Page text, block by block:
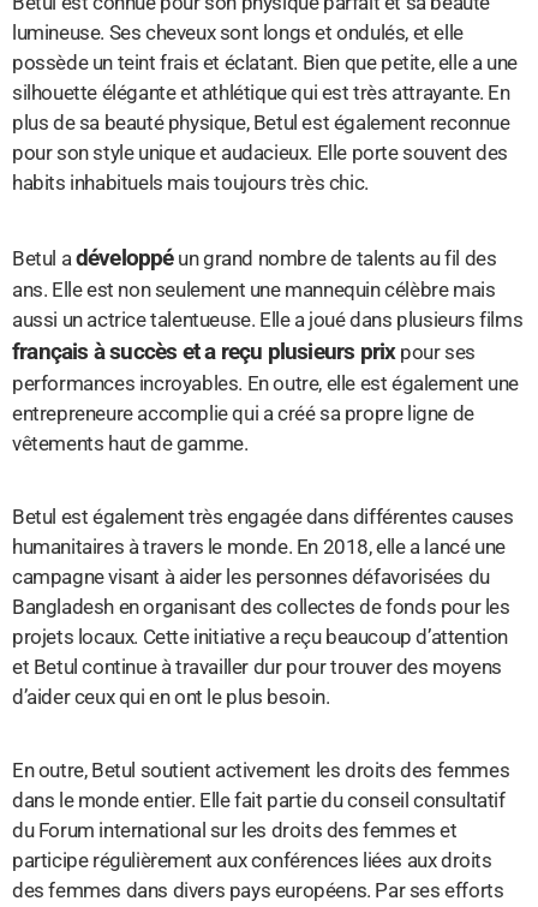
lumineuse. Ses cheveux sont longs et ondulés, et elle
possède un teint frais et éclatant. Bien que petite, elle a une
silhouette élégante et athlétique qui est très attrayante. En
plus de sa beauté physique, Betul est également reconnue
pour son style unique et audacieux. Elle porte souvent des
habits inhabituels mais toujours très chic.
Betul adéveloppéun grand nombre de talents au fil des
ans. Elle est non seulement une mannequin célèbre mais
aussi un actrice talentueuse. Elle a joué dans plusieurs films
français à succès et a reçu plusieurs prixpour ses
performances incroyables. En outre, elle est également une
entrepreneure accomplie qui a créé sa propre ligne de
vêtements haut de gamme.
Betul est également très engagée dans différentes causes
humanitaires à travers le monde. En 2018, elle a lancé une
campagne visant à aider les personnes défavorisées du
Bangladesh en organisant des collectes de fonds pour les
projets locaux. Cette initiative a reçu beaucoup d’attention
et Betul continue à travailler dur pour trouver des moyens
d’aider ceux qui en ont le plus besoin.
En outre, Betul soutient activement les droits des femmes
dans le monde entier. Elle fait partie du conseil consultatif
du Forum international sur les droits des femmes et
participe régulièrement aux conférences liées aux droits
des femmes dans divers pays européens. Par ses efforts